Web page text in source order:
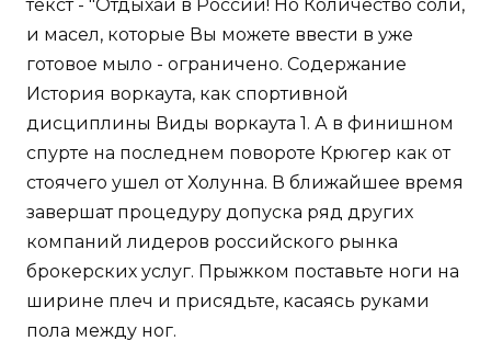
текст - "Отдыхай в России! Но Количество соли,
и масел, которые Вы можете ввести в уже
готовое мыло - ограничено. Содержание
История воркаута, как спортивной
дисциплины Виды воркаута 1. А в финишном
спурте на последнем повороте Крюгер как от
стоячего ушел от Холунна. В ближайшее время
завершат процедуру допуска ряд других
компаний лидеров российского рынка
брокерских услуг. Прыжком поставьте ноги на
ширине плеч и присядьте, касаясь руками
пола между ног.